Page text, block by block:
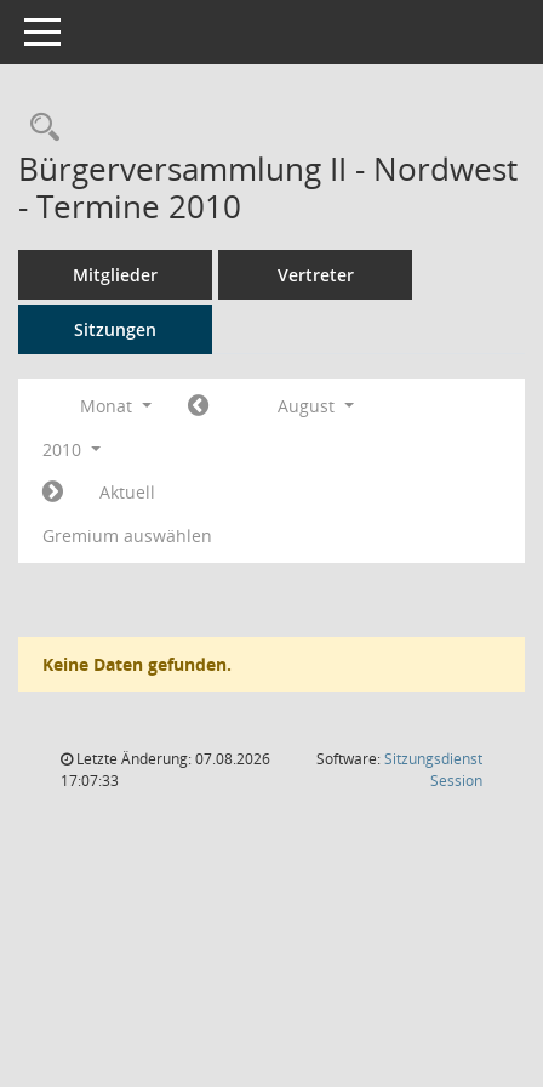
Toggle navigation
Rechercheauswahl
Bürgerversammlung II - Nordwest
- Termine 2010
Mitglieder Vertreter
Sitzungen
Monat
August
2010
Aktuell
Gremium auswählen
Keine Daten gefunden.
Letzte Änderung: 07.08.2026
17:07:33
Software:Sitzungsdienst
Session(Wird in